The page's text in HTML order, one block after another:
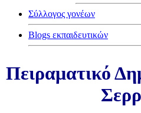
Σύλλογος γονέων
Blogs εκπαιδευτικών
Πειραματικό